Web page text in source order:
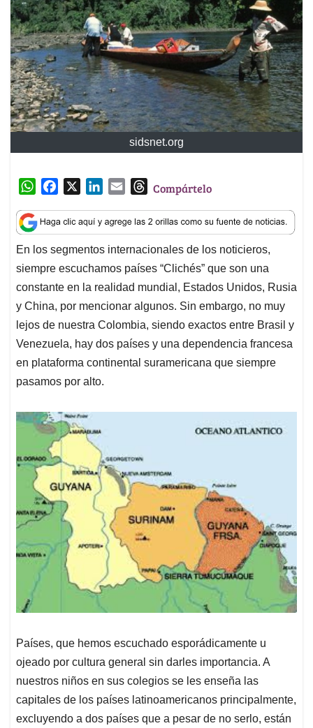
sidsnet.org
W
a
t
s
A
p
p
c
e
b
o
o
k
n
k
e
d
I
n
a
i
l
T
r
e
a
d
s
Compártelo
En los segmentos internacionales de los noticieros,
siempre escuchamos países “Clichés” que son una
constante en la realidad mundial, Estados Unidos, Rusia
y China, por mencionar algunos. Sin embargo, no muy
lejos de nuestra Colombia, siendo exactos entre Brasil y
Venezuela, hay dos países y una dependencia francesa
en plataforma continental suramericana que siempre
pasamos por alto.
Países, que hemos escuchado esporádicamente u
ojeado por cultura general sin darles importancia. A
nuestros niños en sus colegios se les enseña las
capitales de los países latinoamericanos principalmente,
excluyendo a dos países que a pesar de no serlo, están